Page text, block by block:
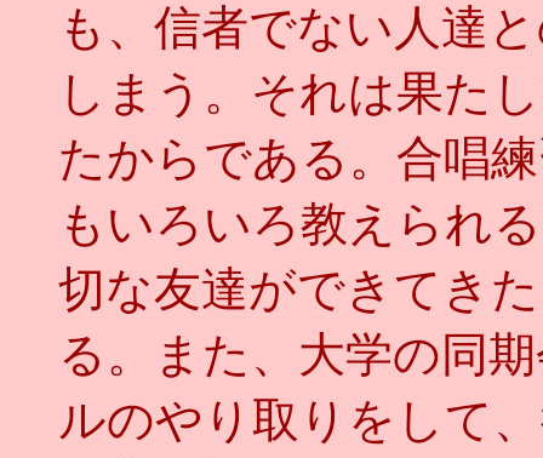
も、信者でない人達
しまう。それは果た
たからである。合唱
もいろいろ教えられ
切な友達ができてき
る。また、大学の同
ルのやり取りをして